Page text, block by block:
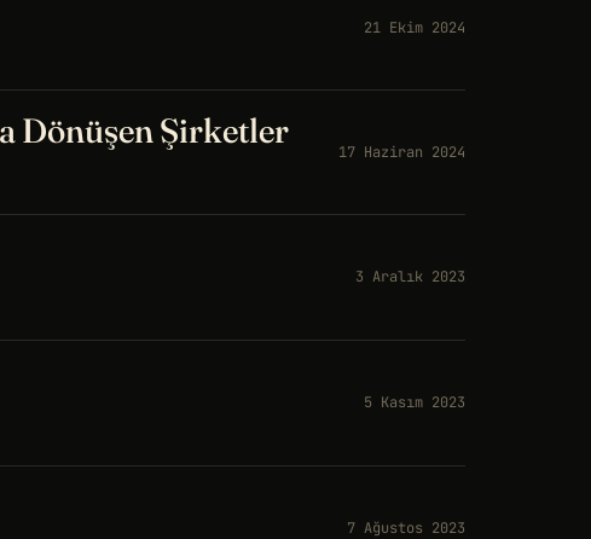
21 Ekim 2024
Dönüşen Şirketler
17 Haziran 2024
3 Aralık 2023
5 Kasım 2023
7 Ağustos 2023